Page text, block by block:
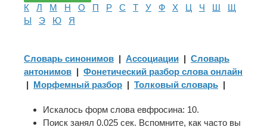
К
Л М Н О П Р С Т У Ф Х Ц Ч Ш
Щ
Ы
Э Ю Я
Словарь синонимов | Ассоциации | Словарь
антонимов | Фонетический разбор слова онлайн
| Морфемный разбор | Толковый словарь |
Искалось форм слова евфросина: 10.
Поиск занял 0.025 сек. Вспомните, как часто вы